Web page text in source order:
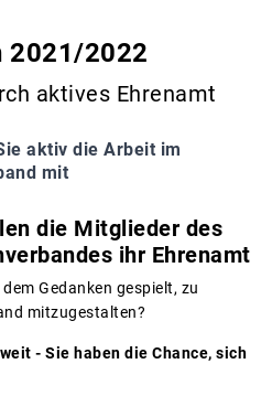
2021/2022
aktives Ehrenamt
aktiv die Arbeit im
mit
die Mitglieder des
ihr Ehrenamt
Gedanken gespielt, zu
mitzugestalten?
- Sie haben die Chance, sich